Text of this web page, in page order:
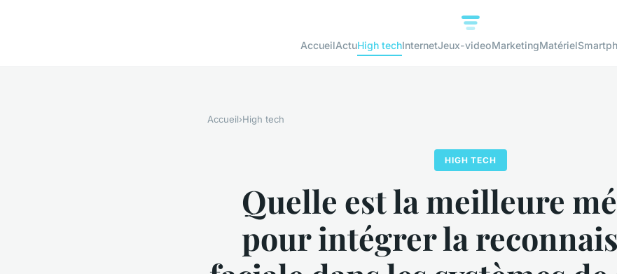
AccueilActuHigh techInternetJeux-videoMarketingMatériel
Accueil›High tech
HIGH TECH
Quelle est la meilleure
pour intégrer la